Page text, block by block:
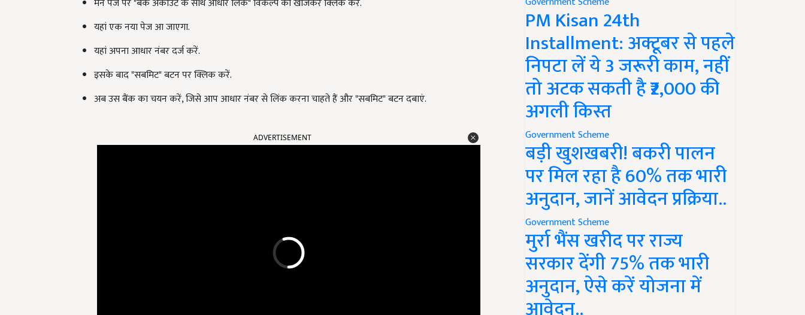
यहां एक नया पेज आ जाएगा.
यहां अपना आधार नंबर दर्ज करें.
इसके बाद "सबमिट" बटन पर क्लिक करें.
अब उस बैंक का चयन करें, जिसे आप आधार नंबर से लिंक करना चाहते हैं और "सबमिट" बटन दबाएं.
PM Kisan 24th
Installment: अक्टूबर से पहले
निपटा लें ये 3 जरूरी काम, नहीं
तो अटक सकती है ₹2,000 की
अगली किस्त
Government Scheme
बड़ी खुशखबरी! बकरी पालन
पर मिल रहा है 60% तक भारी
अनुदान, जानें आवेदन प्रक्रिया..
Government Scheme
मुर्रा भैंस खरीद पर राज्य
सरकार देंगी 75% तक भारी
अनुदान, ऐसे करें योजना में